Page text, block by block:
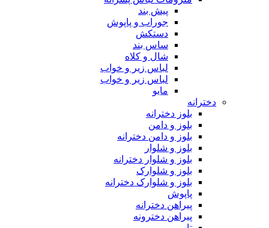
پیش بند
جوراب و پاپوش
دستکش
ساس بند
شال و کلاه
لباس زیر و خواب
لباس زیر و خواب
مایو
دخترانه
بلوز دخترانه
بلوز و دامن
بلوز و دامن دخترانه
بلوز و شلوار
بلوز و شلوار دخترانه
بلوز و شلوارک
بلوز و شلوارک دخترانه
پاپوش
پیراهن دخترانه
پیراهن دخترونه